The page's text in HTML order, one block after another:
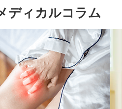
ディカルコラム